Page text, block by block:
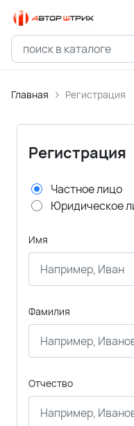
Главная Регистрация
Регистрация
Частное лицо
Юридическое
Имя
Фамилия
Отчество